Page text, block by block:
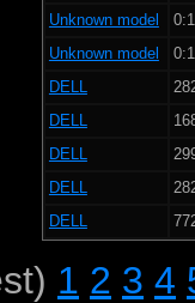
Unknown model
Unknown model
DELL
DELL
DELL
DELL
DELL
1 2 3 4